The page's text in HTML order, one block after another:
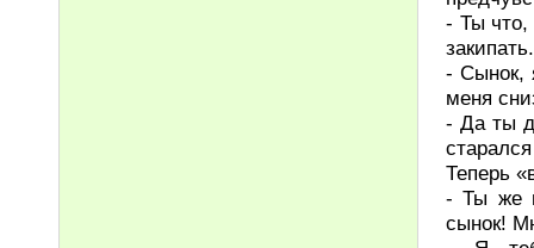
- Ты
закипать.
- Сынок,
меня
- Да ты
Теперь
- Ты же
сынок!